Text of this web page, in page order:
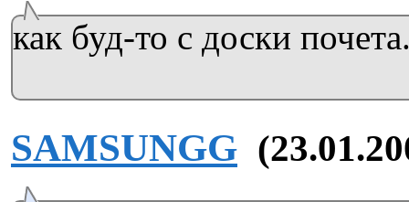
как буд-то с доски
SAMSUNGG